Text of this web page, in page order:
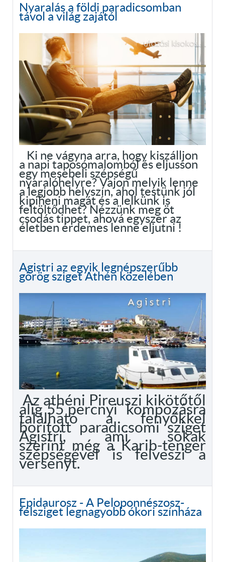
Nyaralás a földi paradicsomban
távol a világ zajától
Ki ne vágyna arra, hogy kiszálljon
a napi taposómalomból és eljusson
egy mesebeli szépségű
nyaralóhelyre? Vajon melyik lenne
a legjobb helyszín, ahol testünk jól
kipiheni magát és a lelkünk is
feltöltődhet? Nézzünk meg öt
csodás tippet, ahová egyszer az
életben érdemes lenne eljutni !
Agistri az egyik legnépszerűbb
görög sziget Athén közelében
Az athéni Pireuszi kikötőtől
alig 55 percnyi kompozásra
található a fenyőkkel
borított paradicsomi sziget
Agistri, ami sokak
szerint még a Karib-tenger
szépségével is felveszi a
versenyt.
Epidaurosz - A Peloponnészosz-
félsziget legnagyobb ókori színháza